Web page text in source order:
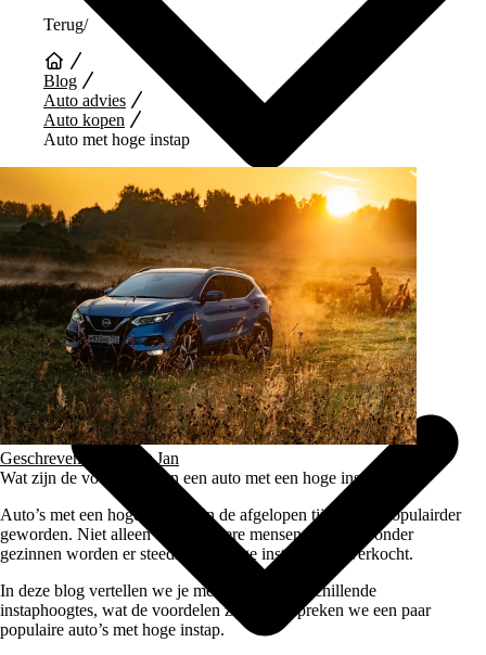
Auto Diensten
Terug/
Blog
Auto advies
Auto kopen
Auto met hoge instap
Geschreven door
Gert Jan
Wat zijn de voordelen van een auto met een hoge instap?
Auto’s met een hoge instap zijn de afgelopen tijd steeds populairder
geworden. Niet alleen onder oudere mensen maar ook onder
gezinnen worden er steeds meer hoge instap auto's verkocht.
In deze blog vertellen we je meer over de verschillende
instaphoogtes, wat de voordelen zijn en bespreken we een paar
populaire auto’s met hoge instap.